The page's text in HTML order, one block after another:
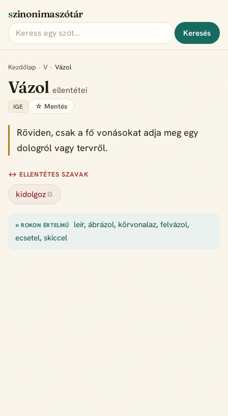
szinonimaszótár
Keresés
Kezdőlap › V › Vázol
Vázolellentétei
IGE ☆ Mentés
Röviden, csak a fő vonásokat adja meg egy
dologról vagy tervről.
↔ ELLENTÉTES SZAVAK
kidolgoz ⧉
≈ ROKON ÉRTELMŰ leír, ábrázol, körvonalaz, felvázol,
ecsetel, skiccel